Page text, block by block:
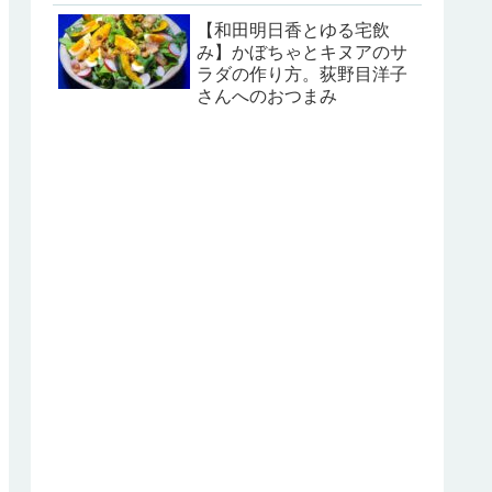
【和田明日香とゆる宅飲
み】かぼちゃとキヌアのサ
ラダの作り方。荻野目洋子
さんへのおつまみ